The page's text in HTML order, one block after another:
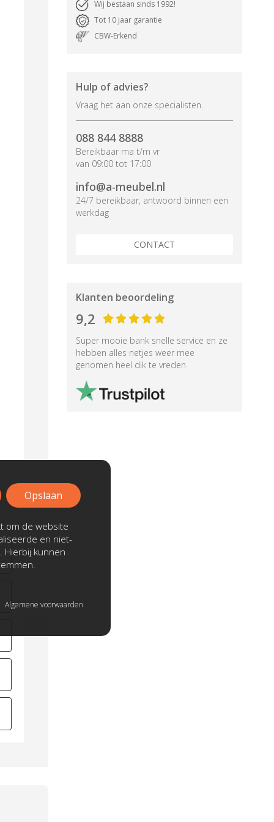
Wij bestaan sinds 1992!
Tot 10 jaar garantie
CBW-Erkend
Hulp of advies?
Vraag het aan onze specialisten.
088 844 8888
Bereikbaar ma t/m vr
van 09:00 tot 17:00
info@a-meubel.nl
24/7 bereikbaar, antwoord binnen een
werkdag
CONTACT
Klanten beoordeling
9,2
Super mooie bank snelle service en ze
hebben alles netjes weer mee
genomen heel dik te vreden
om de website
en niet-
Hierbij kunnen
Opslaan
Algemene voorwaarden